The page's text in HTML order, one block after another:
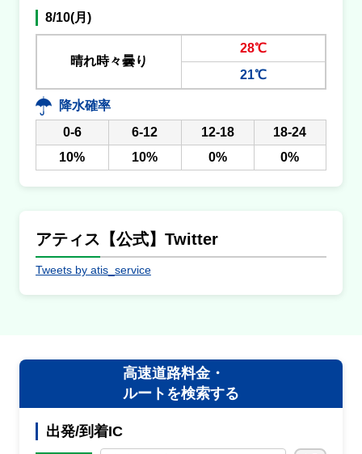
8/10(月)
晴れ時々曇り
28℃
21℃
降水確率
0-6
6-12 12-18
18-24
10%
10% 0% 0%
アティス【公式】Twitter
Tweets by atis_service
高速道路料金・
ルートを検索する
出発/到着IC